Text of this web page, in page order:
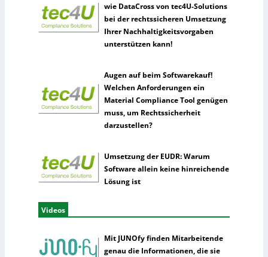
wie DataCross von tec4U-Solutions
bei der rechtssicheren Umsetzung
Ihrer Nachhaltigkeitsvorgaben
unterstützen kann!
Augen auf beim Softwarekauf!
Welchen Anforderungen ein
Material Compliance Tool genügen
muss, um Rechtssicherheit
darzustellen?
Umsetzung der EUDR: Warum
Software allein keine hinreichende
Lösung ist
Videos
Mit JUNOfy finden Mitarbeitende
genau die Informationen, die sie